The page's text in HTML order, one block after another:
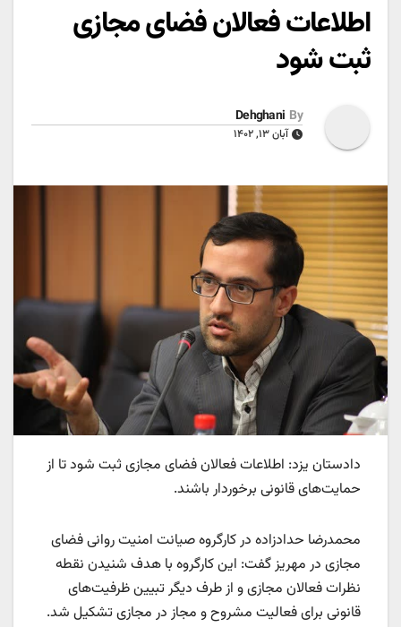
اطلاعات فعالان فضای مجازی
ثبت شود
By
Dehghani
آبان ۱۳, ۱۴۰۲
دادستان یزد: اطلاعات فعالان فضای مجازی ثبت شود تا از
حمایت‌های قانونی برخوردار باشند.
محمدرضا حدادزاده در کارگروه صیانت امنیت روانی فضای
مجازی در مهریز گفت: این کارگروه با هدف شنیدن نقطه
نظرات فعالان مجازی و از طرف دیگر تبیین ظرفیت‌های
قانونی برای فعالیت مشروح و مجاز در مجازی تشکیل شد.